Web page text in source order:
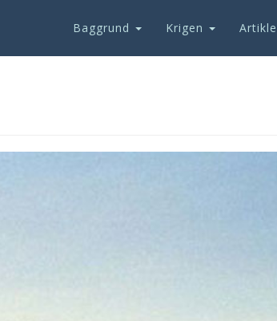
Baggrund Krigen